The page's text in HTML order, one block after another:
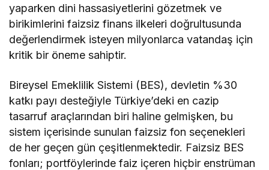
yaparken dini hassasiyetlerini gözetmek ve
birikimlerini faizsiz finans ilkeleri doğrultusunda
değerlendirmek isteyen milyonlarca vatandaş için
kritik bir öneme sahiptir.
Bireysel Emeklilik Sistemi (BES), devletin %30
katkı payı desteğiyle Türkiye’deki en cazip
tasarruf araçlarından biri haline gelmişken, bu
sistem içerisinde sunulan faizsiz fon seçenekleri
de her geçen gün çeşitlenmektedir. Faizsiz BES
fonları; portföylerinde faiz içeren hiçbir enstrüman